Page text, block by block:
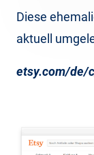
Diese
aktuell
etsy.com/de/